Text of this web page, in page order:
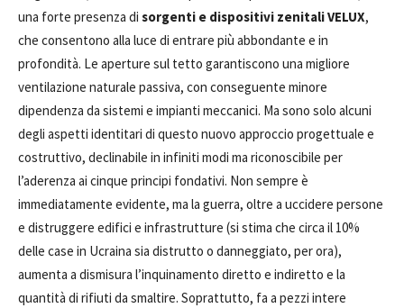
una forte presenza di sorgenti e dispositivi zenitali VELUX,
che consentono alla luce di entrare più abbondante e in
profondità. Le aperture sul tetto garantiscono una migliore
ventilazione naturale passiva, con conseguente minore
dipendenza da sistemi e impianti meccanici. Ma sono solo alcuni
degli aspetti identitari di questo nuovo approccio progettuale e
costruttivo, declinabile in infiniti modi ma riconoscibile per
l’aderenza ai cinque principi fondativi. Non sempre è
immediatamente evidente, ma la guerra, oltre a uccidere persone
e distruggere edifici e infrastrutture (si stima che circa il 10%
delle case in Ucraina sia distrutto o danneggiato, per ora),
aumenta a dismisura l’inquinamento diretto e indiretto e la
quantità di rifiuti da smaltire. Soprattutto, fa a pezzi intere